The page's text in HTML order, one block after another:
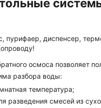
пурифаер, диспенсер,
осмоса позволяет
разбора воды:
температура;
разведения смесей из